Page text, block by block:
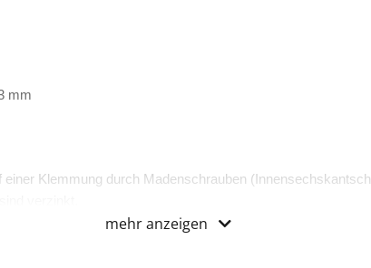
mm
Klemmung durch Madenschrauben
mehr anzeigen